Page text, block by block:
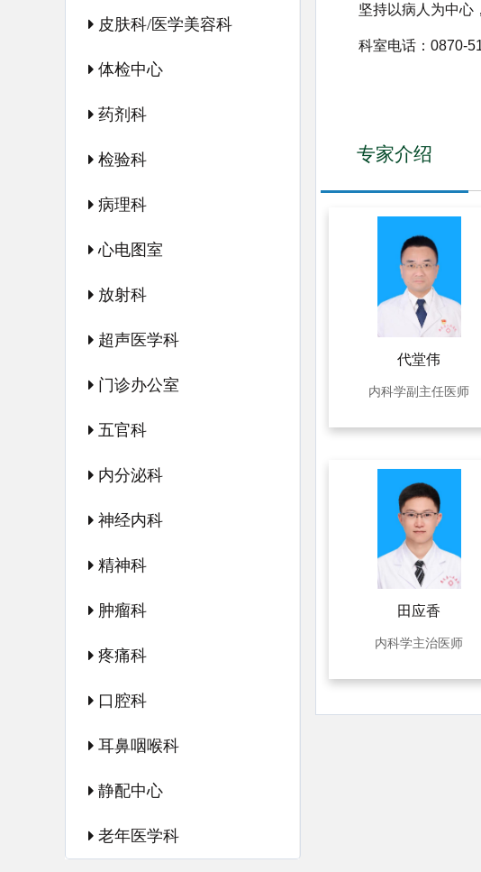
皮肤科/医学美容科
体检中心
药剂科
检验科
病理科
心电图室
放射科
超声医学科
门诊办公室
五官科
内分泌科
神经内科
精神科
肿瘤科
疼痛科
口腔科
耳鼻咽喉科
静配中心
老年医学科
坚持以病人为中心
科室电话：0870-
专家介绍
代堂伟
内科学副主任医师
田应香
内科学主治医师